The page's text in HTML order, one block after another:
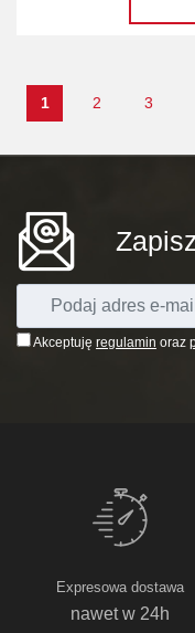
1 2 3
Akceptuję regulamin oraz
Expresowa dostawa
nawet w 24h